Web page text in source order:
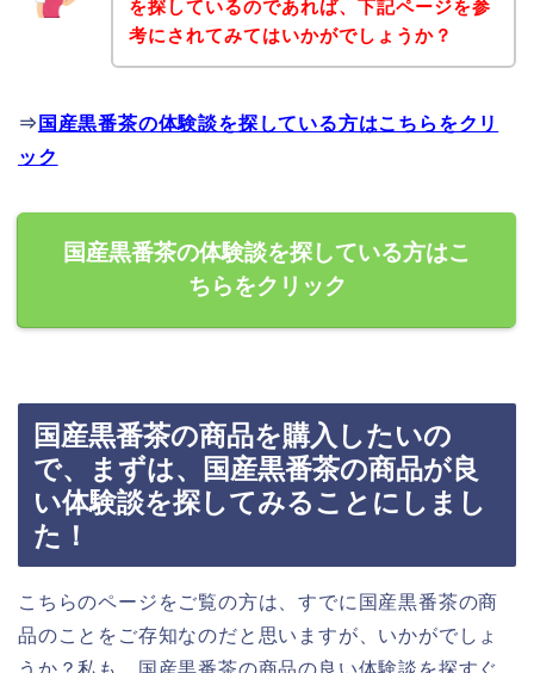
を探しているのであれば、下記ページを参
考にされてみてはいかがでしょうか？
⇒ 国産黒番茶の体験談を探している方はこちらをクリ
ック
国産黒番茶の体験談を探している方はこ
ちらをクリック
国産黒番茶の商品を購入したいの
で、まずは、国産黒番茶の商品が良
い体験談を探してみることにしまし
た！
こちらのページをご覧の方は、すでに国産黒番茶の商
品のことをご存知なのだと思いますが、いかがでしょ